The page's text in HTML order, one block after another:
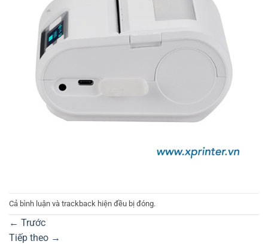
Cả bình luận và trackback hiện đều bị đóng.
← Trước
Tiếp theo →